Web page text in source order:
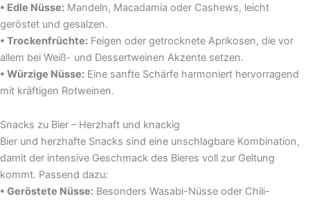
• Edle Nüsse: Mandeln, Macadamia oder Cashews, leicht
geröstet und gesalzen.
• Trockenfrüchte: Feigen oder getrocknete Aprikosen, die vor
allem bei Weiß- und Dessertweinen Akzente setzen.
• Würzige Nüsse: Eine sanfte Schärfe harmoniert hervorragend
mit kräftigen Rotweinen.
Snacks zu Bier – Herzhaft und knackig
Bier und herzhafte Snacks sind eine unschlagbare Kombination,
damit der intensive Geschmack des Bieres voll zur Geltung
kommt. Passend dazu:
• Geröstete Nüsse: Besonders Wasabi-Nüsse oder Chili-